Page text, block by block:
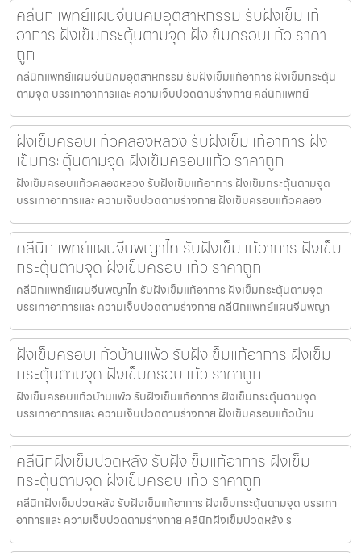
คลีนิกแพทย์แผนจีนนิคมอุตสาหกรรม รับฝังเข็มแก้
อาการ ฝังเข็มกระตุ้นตามจุด ฝังเข็มครอบแก้ว ราคา
ถูก
คลีนิกแพทย์แผนจีนนิคมอุตสาหกรรม รับฝังเข็มแก้อาการ ฝังเข็มกระตุ้น
ตามจุด บรรเทาอาการและ ความเจ็บปวดตามร่างกาย คลีนิกแพทย์
ฝังเข็มครอบแก้วคลองหลวง รับฝังเข็มแก้อาการ ฝัง
เข็มกระตุ้นตามจุด ฝังเข็มครอบแก้ว ราคาถูก
ฝังเข็มครอบแก้วคลองหลวง รับฝังเข็มแก้อาการ ฝังเข็มกระตุ้นตามจุด
บรรเทาอาการและ ความเจ็บปวดตามร่างกาย ฝังเข็มครอบแก้วคลอง
คลีนิกแพทย์แผนจีนพญาไท รับฝังเข็มแก้อาการ ฝังเข็ม
กระตุ้นตามจุด ฝังเข็มครอบแก้ว ราคาถูก
คลีนิกแพทย์แผนจีนพญาไท รับฝังเข็มแก้อาการ ฝังเข็มกระตุ้นตามจุด
บรรเทาอาการและ ความเจ็บปวดตามร่างกาย คลีนิกแพทย์แผนจีนพญา
ฝังเข็มครอบแก้วบ้านแพ้ว รับฝังเข็มแก้อาการ ฝังเข็ม
กระตุ้นตามจุด ฝังเข็มครอบแก้ว ราคาถูก
ฝังเข็มครอบแก้วบ้านแพ้ว รับฝังเข็มแก้อาการ ฝังเข็มกระตุ้นตามจุด
บรรเทาอาการและ ความเจ็บปวดตามร่างกาย ฝังเข็มครอบแก้วบ้าน
คลีนิกฝังเข็มปวดหลัง รับฝังเข็มแก้อาการ ฝังเข็ม
กระตุ้นตามจุด ฝังเข็มครอบแก้ว ราคาถูก
คลีนิกฝังเข็มปวดหลัง รับฝังเข็มแก้อาการ ฝังเข็มกระตุ้นตามจุด บรรเทา
อาการและ ความเจ็บปวดตามร่างกาย คลีนิกฝังเข็มปวดหลัง ร